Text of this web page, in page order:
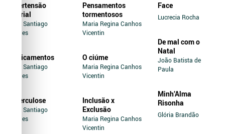
Hipertensão
Arterial
Jairo Santiago
Novaes
Medicamentos
Jairo Santiago
Novaes
Tuberculose
Jairo Santiago
Novaes
Pensamentos
tormentosos
Maria Regina Canhos
Vicentin
O ciúme
Maria Regina Canhos
Vicentin
Inclusão x
Exclusão
Maria Regina Canhos
Vicentin
Face
Lucrecia Rocha
De mal com o
Natal
João Batista de
Paula
Minh’Alma
Risonha
Glória Brandão